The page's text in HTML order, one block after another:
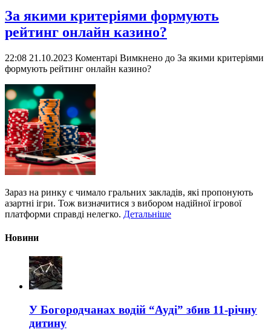
За якими критеріями формують
рейтинг онлайн казино?
22:08 21.10.2023 Коментарі Вимкнено до За якими критеріями
формують рейтинг онлайн казино?
Зараз на ринку є чимало гральних закладів, які пропонують
азартні ігри. Тож визначитися з вибором надійної ігрової
платформи справді нелегко. Детальніше
Новини
У Богородчанах водій “Ауді” збив 11-річну
дитину